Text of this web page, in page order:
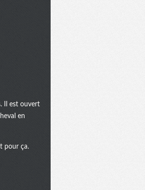
Il est ouvert
en
pour ça.